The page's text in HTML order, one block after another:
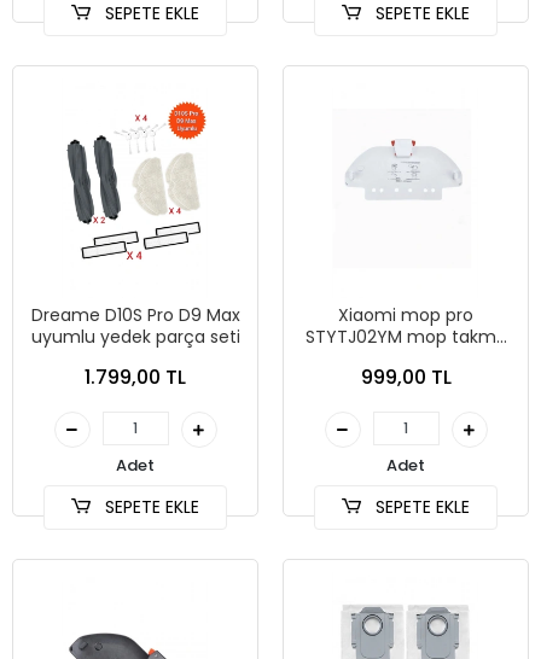
SEPETE EKLE SEPETE EKLE
Dreame D10S Pro D9 Max
uyumlu yedek parça seti
1.799,00 TL
Adet
SEPETE EKLE
Xiaomi mop pro
STYTJ02YM mop takma
999,00 TL
Adet
SEPETE EKLE